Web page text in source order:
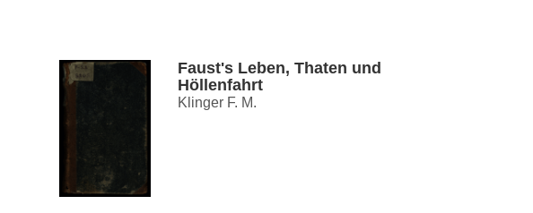
Faust's Leben, Thaten und
Höllenfahrt
Klinger F. M.